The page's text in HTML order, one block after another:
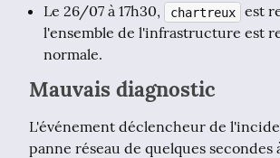
Le 26/07 à 17h30,
chartreux
est
l'ensemble de l'infrastructure est
normale.
Mauvais diagnostic
L'événement déclencheur de
panne réseau de quelques secondes